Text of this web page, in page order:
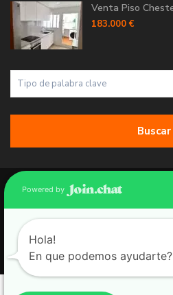
Venta Piso
183.000 €
Buscar
Copyright 2026 | Grupo 90
Política de Cookies
Política de Privacidad
Aviso Legal
Powered by
Hola!
En que podemos ayudarte?